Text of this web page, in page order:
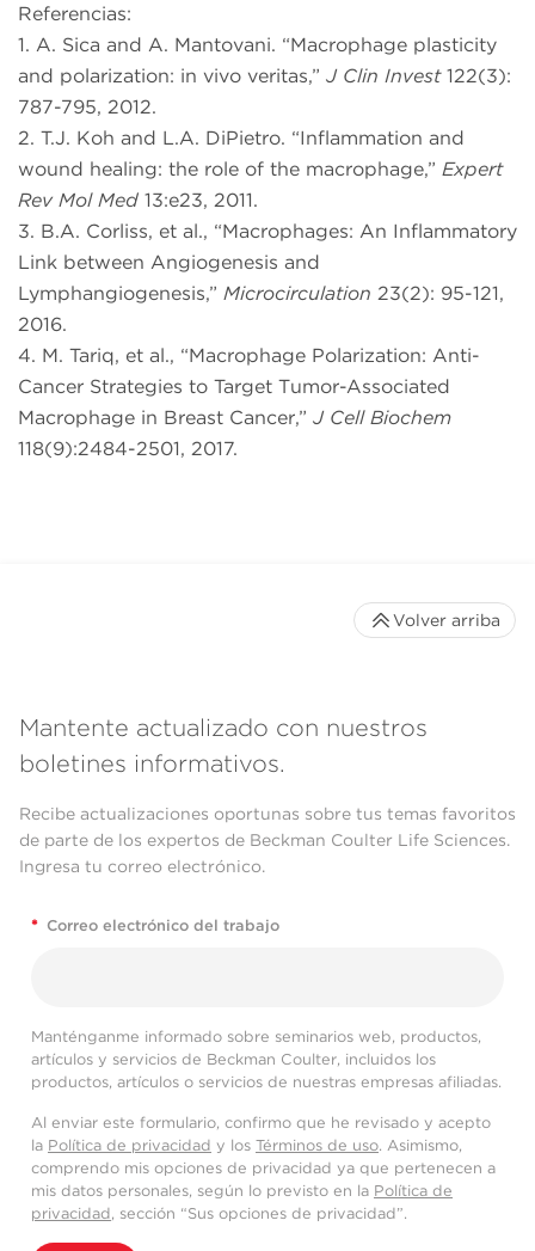
Referencias:
1. A. Sica and A. Mantovani. “Macrophage plasticity
and polarization: in vivo veritas,” J Clin Invest122(3):
787-795, 2012.
2. T.J. Koh and L.A. DiPietro. “Inflammation and
wound healing: the role of the macrophage,” Expert
Rev Mol Med 13:e23, 2011.
3. B.A. Corliss, et al., “Macrophages: An Inflammatory
Link between Angiogenesis and
Lymphangiogenesis,” Microcirculation 23(2): 95-121,
2016.
4. M. Tariq, et al., “Macrophage Polarization: Anti-
Cancer Strategies to Target Tumor-Associated
Macrophage in Breast Cancer,” J Cell Biochem
118(9):2484-2501, 2017.
Mantente actualizado con nuestros
boletines informativos.
Recibe actualizaciones oportunas sobre tus temas favoritos
de parte de los expertos de Beckman Coulter Life Sciences.
Ingresa tu correo electrónico.
* Correo electrónico del trabajo
Manténganme informado sobre seminarios web, productos,
artículos y servicios de Beckman Coulter, incluidos los
productos, artículos o servicios de nuestras empresas afiliadas.
Al enviar este formulario, confirmo que he revisado y acepto
la Política de privacidad y los Términos de uso. Asimismo,
comprendo mis opciones de privacidad ya que pertenecen a
mis datos personales, según lo previsto en la Política de
privacidad, sección “Sus opciones de privacidad”.
Volver arriba